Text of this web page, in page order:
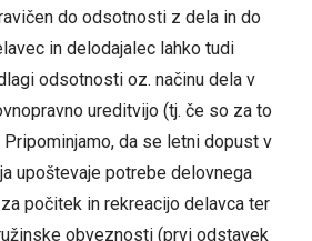
do odsotnosti z dela in do
in delodajalec lahko tudi
odsotnosti oz. načinu dela v
ureditvijo (tj. če so za to
da se letni dopust v
upoštevaje potrebe delovnega
počitek in rekreacijo delavca ter
obveznosti (prvi odstavek